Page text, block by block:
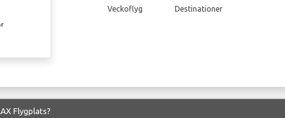
Veckoflyg Destinationer
Flygplats?